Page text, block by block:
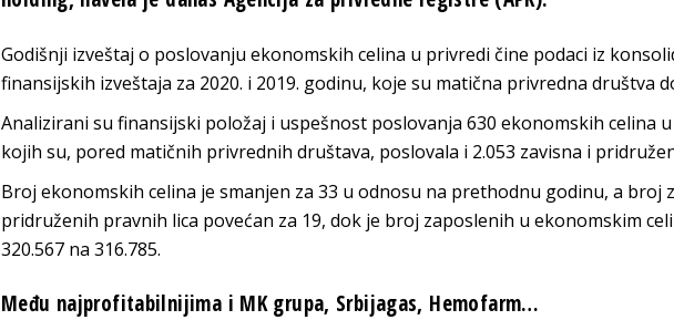
Godišnji izveštaj o poslovanju ekonomskih celina u privredi čine podaci iz
finansijskih izveštaja za 2020. i 2019. godinu, koje su matična privredna društva
Analizirani su finansijski položaj i uspešnost poslovanja 630 ekonomskih celina
kojih su, pored matičnih privrednih društava, poslovala i 2.053 zavisna i
Broj ekonomskih celina je smanjen za 33 u odnosu na prethodnu godinu, a broj
pridruženih pravnih lica povećan za 19, dok je broj zaposlenih u ekonomskim
320.567 na 316.785.
Među najprofitabilnijima i MK grupa, Srbijagas, Hemofarm…